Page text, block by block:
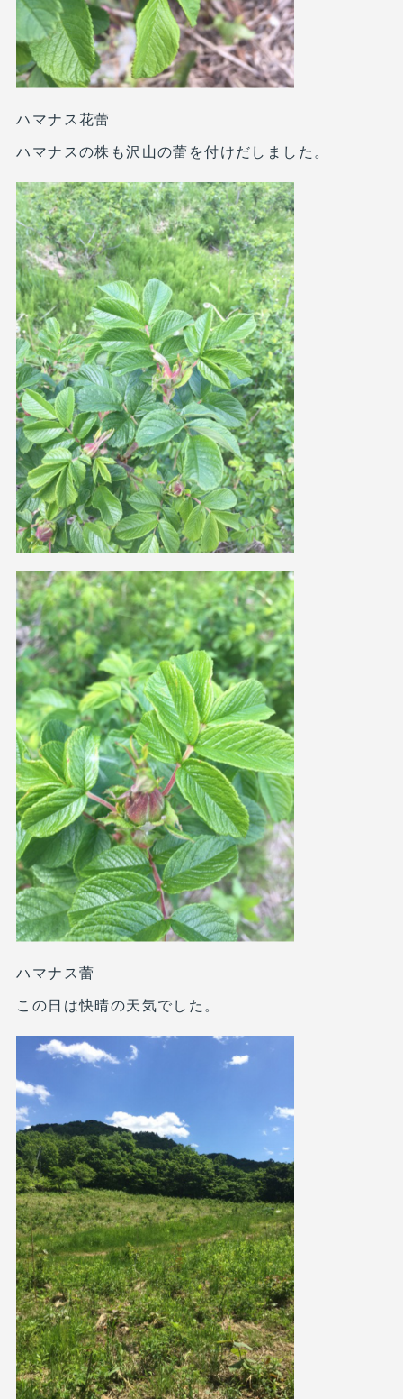
ハマナス花蕾
ハマナスの株も沢山の蕾を付けだしました。
ハマナス蕾
この日は快晴の天気でした。